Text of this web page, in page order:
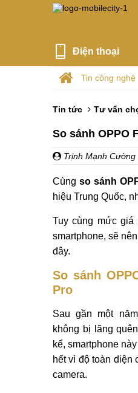
Điện thoại
Tin công nghệ
Tin tức Tư vấn
So sánh OPPO
Trịnh Mạnh Cường
Cùng so sánh
hiệu Trung Quốc,
Tuy cùng mức
smartphone, sẽ
đây.
So sánh
Pro
Sau gần một năm
không bị lãng
kể, smartphone
hết vì độ toàn diện
camera.